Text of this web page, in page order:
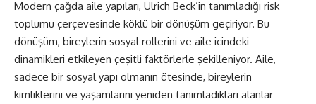
Modern çağda aile yapıları, Ulrich Beck’in tanımladığı risk
toplumu çerçevesinde köklü bir dönüşüm geçiriyor. Bu
dönüşüm, bireylerin sosyal rollerini ve aile içindeki
dinamikleri etkileyen çeşitli faktörlerle şekilleniyor. Aile,
sadece bir sosyal yapı olmanın ötesinde, bireylerin
kimliklerini ve yaşamlarını yeniden tanımladıkları alanlar